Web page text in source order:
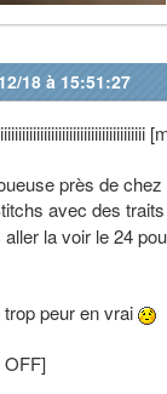
18 à 15:51:27
près de
avec des
la voir le 24
peur en vrai
OFF]